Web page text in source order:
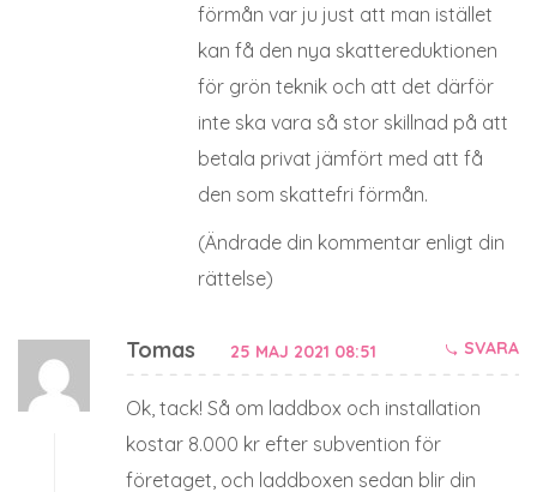
förmån var ju just att man istället
kan få den nya skattereduktionen
för grön teknik och att det därför
inte ska vara så stor skillnad på att
betala privat jämfört med att få
den som skattefri förmån.
(Ändrade din kommentar enligt din
rättelse)
Tomas 25 MAJ 2021 08:51 SVARA
Ok, tack! Så om laddbox och installation
kostar 8.000 kr efter subvention för
företaget, och laddboxen sedan blir din